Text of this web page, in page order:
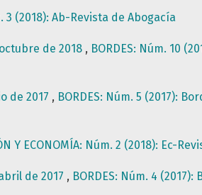
3 (2018): Ab-Revista de Abogacía
de 2018 , BORDES: Núm. 10
de 2017 , BORDES: Núm. 5 (2017):
Y ECONOMÍA: Núm. 2 (2018): Ec-
de 2017 , BORDES: Núm. 4